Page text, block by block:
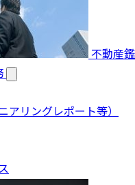
不動産鑑
アリングレポート等）